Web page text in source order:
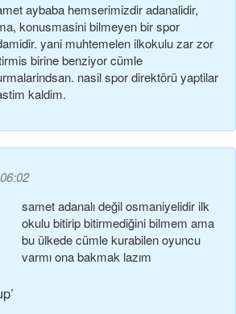
aybaba hemserimizdir adanalidir,
konusmasini bilmeyen bir spor
yani muhtemelen ilkokulu zar zor
birine benziyor cümle
nasil spor direktörü yaptilar
kaldim.
samet adanalı değil osmaniyelidir ilk
okulu bitirip bitirmediğini bilmem ama
bu ülkede cümle kurabilen oyuncu
varmı ona bakmak lazım